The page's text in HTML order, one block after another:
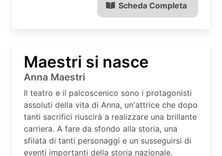
Scheda Completa
Maestri si nasce
Anna Maestri
Il teatro e il palcoscenico sono i protagonisti
assoluti della vita di Anna, un'attrice che dopo
tanti sacrifici riuscirà a realizzare una brillante
carriera. A fare da sfondo alla storia, una
sfilata di tanti personaggi e un susseguirsi di
eventi importanti della storia nazionale.